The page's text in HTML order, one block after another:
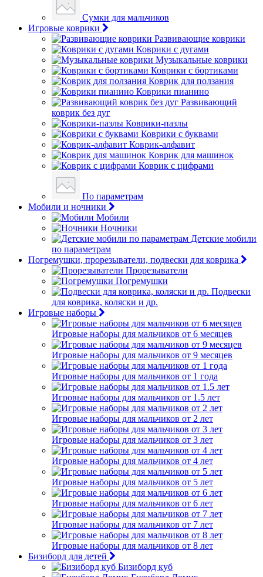
Сумки для мальчиков
Игровые коврики
Развивающие коврики
Коврики с дугами
Музыкальные коврики
Коврики с бортиками
Коврик для ползания
Коврики пианино
Развивающий
коврик без дуг
Коврики-пазлы
Коврики с буквами
Коврик-алфавит
Коврик для машинок
Коврик с цифрами
По параметрам
Мобили и ночники
Мобили
Ночники
Детские мобили
по параметрам
Погремушки, прорезыватели, подвески для коврика
Прорезыватели
Погремушки
Подвески
для коврика, коляски и др.
Игровые наборы
Игровые наборы для мальчиков от 6 месяцев
Игровые наборы для мальчиков от 9 месяцев
Игровые наборы для мальчиков от 1 года
Игровые наборы для мальчиков от 1.5 лет
Игровые наборы для мальчиков от 2 лет
Игровые наборы для мальчиков от 3 лет
Игровые наборы для мальчиков от 4 лет
Игровые наборы для мальчиков от 5 лет
Игровые наборы для мальчиков от 6 лет
Игровые наборы для мальчиков от 7 лет
Игровые наборы для мальчиков от 8 лет
Бизиборд для детей
Бизиборд куб